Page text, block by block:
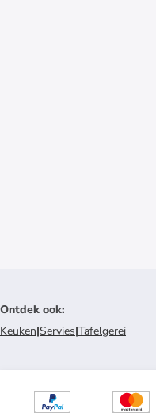
Ontdek ook:
Keuken|Servies|Tafelgerei